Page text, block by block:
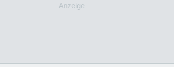
Anzeige